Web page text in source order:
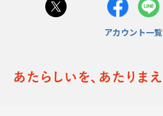
アカウント一覧